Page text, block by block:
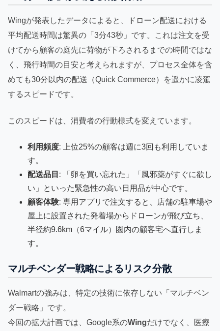
Wingが発表したデータによると、ドローン配送における
平均配送時間は驚異の「3分43秒」です。これは注文を受
けてから顧客の庭先に荷物が下ろされるまでの時間ではな
く、飛行時間の目安と考えられますが、プロセス全体を含
めても30分以内の配送（Quick Commerce）を遥かに凌駕
するスピードです。
このスピードは、消費者の行動様式を変えています。
利用頻度: 上位25%の顧客は週に3回も利用していま
す。
配送品目 : 「卵を買い忘れた」「風邪薬がすぐに欲し
い」といった緊急性の高い日用品が中心です。
顧客体験: 専用アプリで注文すると、店舗の駐車場や
屋上に設置された発着場からドローンが飛び立ち、
半径約9.6km（6マイル）圏内の顧客宅へ直行しま
す。
マルチベンダー戦略によるリスク分散
Walmartの強みは、特定の技術に依存しない「マルチベン
ダー戦略」です。
今回の拡大計画では、Google系のWingだけでなく、医療